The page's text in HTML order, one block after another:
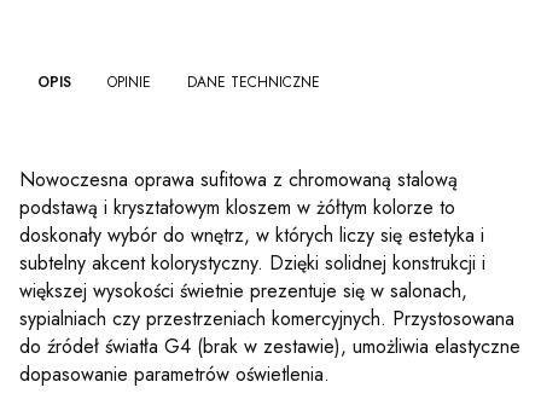
OPIS OPINIE DANE TECHNICZNE
Nowoczesna oprawa sufitowa z chromowaną stalową
podstawą i kryształowym kloszem w żółtym kolorze to
doskonały wybór do wnętrz, w których liczy się estetyka i
subtelny akcent kolorystyczny. Dzięki solidnej konstrukcji i
większej wysokości świetnie prezentuje się w salonach,
sypialniach czy przestrzeniach komercyjnych. Przystosowana
do źródeł światła G4 (brak w zestawie), umożliwia elastyczne
dopasowanie parametrów oświetlenia.